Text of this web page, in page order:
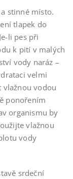
stinné místo.
tlapek do
li pes při
k pití v malých
vody naráz –
velmi
vlažnou vodou
ponořením
organismu by
vlažnou
vody
srdeční